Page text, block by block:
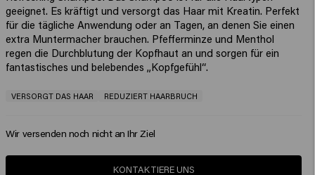
geeignet. Es kräftigt und versorgt das Haar mit Kreatin. Perfekt
für die tägliche Anwendung oder an Tagen, an denen Sie einen
extra Muntermacher brauchen. Pfefferminze und Menthol
regen die Durchblutung der Kopfhaut an und sorgen für ein
fantastisches und belebendes „Kopfgefühl“.
VERSORGT DAS HAAR REDUZIERT HAARBRUCH
Wir versenden noch nicht an Ihr Ziel
KONTAKTIERE UNS